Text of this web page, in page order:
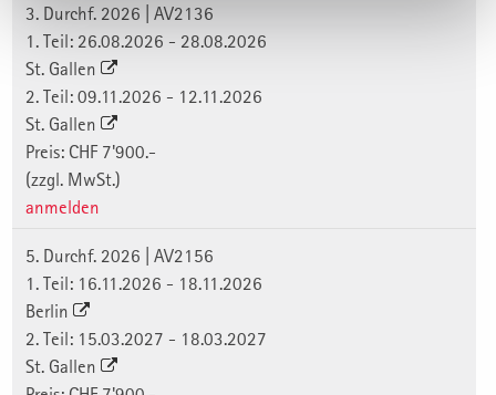
3. Durchf. 2026 | AV2136
1. Teil: 26.08.2026 - 28.08.2026
St. Gallen
2. Teil: 09.11.2026 - 12.11.2026
St. Gallen
Preis: CHF 7'900.-
(zzgl. MwSt.)
anmelden
5. Durchf. 2026 | AV2156
1. Teil: 16.11.2026 - 18.11.2026
Berlin
2. Teil: 15.03.2027 - 18.03.2027
St. Gallen